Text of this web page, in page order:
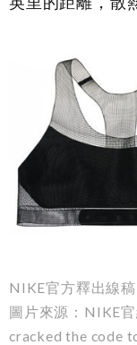
NIKE官方釋出線
圖片來源：NIKE
cracked the code